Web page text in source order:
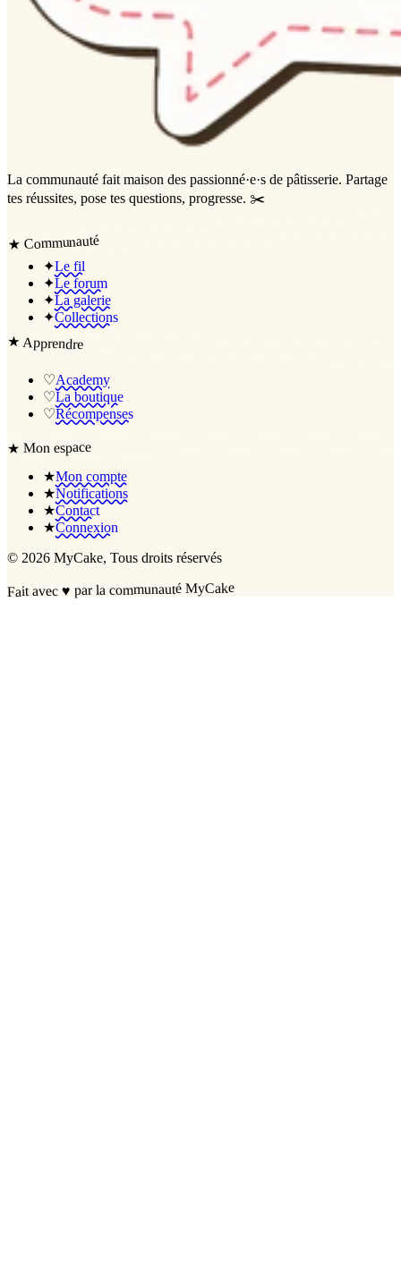
La communauté fait maison des passionné·e·s de pâtisserie. Partage
tes réussites, pose tes questions, progresse. ✂️
★ Communauté
✦Le fil
✦Le forum
✦La galerie
✦Collections
★Apprendre
♡Academy
♡La boutique
♡Récompenses
★Mon espace
★Mon compte
★Notifications
★Contact
★Connexion
© 2026 MyCake, Tous droits réservés
Fait avec♥ par la communauté MyCake